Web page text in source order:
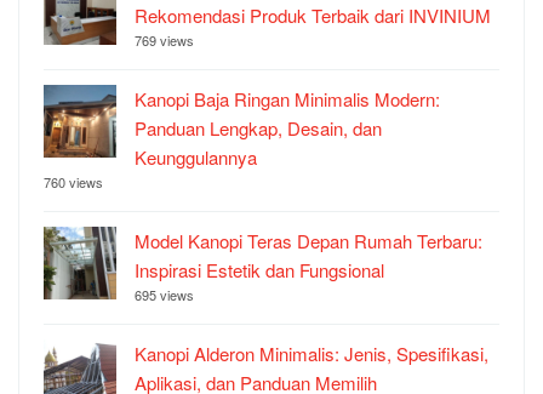
Rekomendasi Produk Terbaik dari INVINIUM
769 views
Kanopi Baja Ringan Minimalis Modern:
Panduan Lengkap, Desain, dan
Keunggulannya
760 views
Model Kanopi Teras Depan Rumah Terbaru:
Inspirasi Estetik dan Fungsional
695 views
Kanopi Alderon Minimalis: Jenis, Spesifikasi,
Aplikasi, dan Panduan Memilih